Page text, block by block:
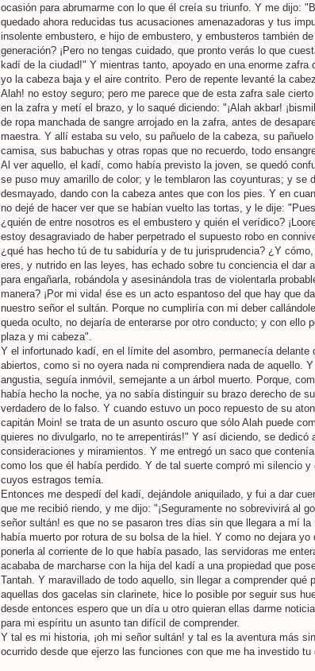
ocasión para abrumarme con lo que él creía su triunfo. Y me dijo:
quedado ahora reducidas tus acusaciones amenazadoras y tus
insolente embustero, e hijo de embustero, y embusteros también
generación? ¡Pero no tengas cuidado, que pronto verás lo que
kadí de la ciudad!" Y mientras tanto, apoyado en una enorme zafra
yo la cabeza baja y el aire contrito. Pero de repente levanté la
Alah! no estoy seguro; pero me parece que de esta zafra sale
en la zafra y metí el brazo, y lo saqué diciendo: "¡Alah akbar!
de ropa manchada de sangre arrojado en la zafra, antes de
maestra. Y allí estaba su velo, su pañuelo de la cabeza, su
camisa, sus babuchas y otras ropas que no recuerdo, todo
Al ver aquello, el kadí, como había previsto la joven, se quedó
se puso muy amarillo de color; y le temblaron las coyunturas; y se
desmayado, dando con la cabeza antes que con los pies. Y en
no dejé de hacer ver que se habían vuelto las tortas, y le dije:
¿quién de entre nosotros es el embustero y quién el verídico?
estoy desagraviado de haber perpetrado el supuesto robo en
¿qué has hecho tú de tu sabiduría y de tu jurisprudencia? ¿Y
eres, y nutrido en las leyes, has echado sobre tu conciencia el dar
para engañarla, robándola y asesinándola tras de violentarla
manera? ¡Por mi vida! ése es un acto espantoso del que hay que
nuestro señor el sultán. Porque no cumpliría con mi deber
queda oculto, no dejaría de enterarse por otro conducto; y con ello
plaza y mi cabeza".
Y el infortunado kadí, en el límite del asombro, permanecía
abiertos, como si no oyera nada ni comprendiera nada de aquello.
angustia, seguía inmóvil, semejante a un árbol muerto. Porque,
había hecho la noche, ya no sabía distinguir su brazo derecho de
verdadero de lo falso. Y cuando estuvo un poco repuesto de su
capitán Moin! se trata de un asunto oscuro que sólo Alah puede
quieres no divulgarlo, no te arrepentirás!" Y así diciendo, se dedicó
consideraciones y miramientos. Y me entregó un saco que
como los que él había perdido. Y de tal suerte compró mi silencio y
cuyos estragos temía.
Entonces me despedí del kadí, dejándole aniquilado, y fui a dar
que me recibió riendo, y me dijo: "¡Seguramente no sobrevivirá al
señor sultán! es que no se pasaron tres días sin que llegara a mí
había muerto por rotura de su bolsa de la hiel. Y como no dejara
ponerla al corriente de lo que había pasado, las servidoras me
acababa de marcharse con la hija del kadí a una propiedad que
Tantah. Y maravillado de todo aquello, sin llegar a comprender qué
aquellas dos gacelas sin clarinete, hice lo posible por seguir sus
desde entonces espero que un día u otro quieran ellas darme
para mi espíritu un asunto tan difícil de comprender.
Y tal es mi historia, ¡oh mi señor sultán! y tal es la aventura más
ocurrido desde que ejerzo las funciones con que me ha investido tu